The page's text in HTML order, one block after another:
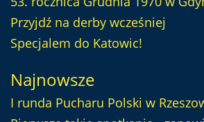
Przyjdź na derby wcześniej
Specjalem do Katowic!
Najnowsze
I runda Pucharu Polski w